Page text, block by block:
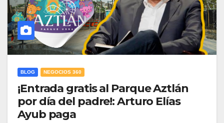
BLOG NEGOCIOS 360
¡Entrada gratis al Parque Aztlán
por día del padre!: Arturo Elías
Ayub paga